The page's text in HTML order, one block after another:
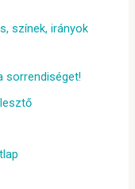
színek, irányok
sorrendiséget!